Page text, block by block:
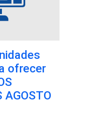
ofrecer
AGOSTO